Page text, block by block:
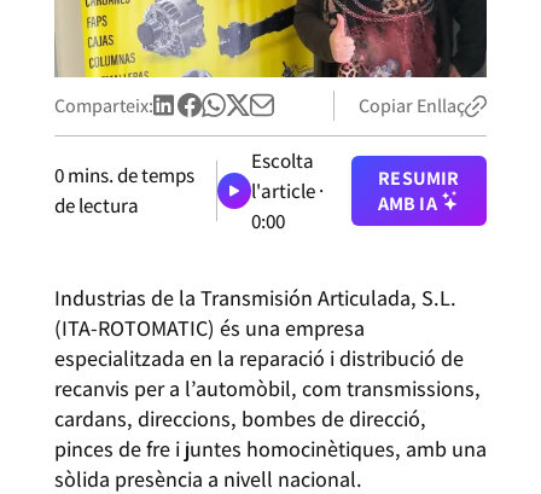
Comparteix: Copiar Enllaç
0mins. de temps
de lectura
Escolta
l'article ·
0:00
RESUMIR
AMB IA
Industrias de la Transmisión Articulada, S.L.
(ITA-ROTOMATIC) és una empresa
especialitzada en la reparació i distribució de
recanvis per a l’automòbil, com transmissions,
cardans, direccions, bombes de direcció,
pinces de fre i juntes homocinètiques, amb una
sòlida presència a nivell nacional.